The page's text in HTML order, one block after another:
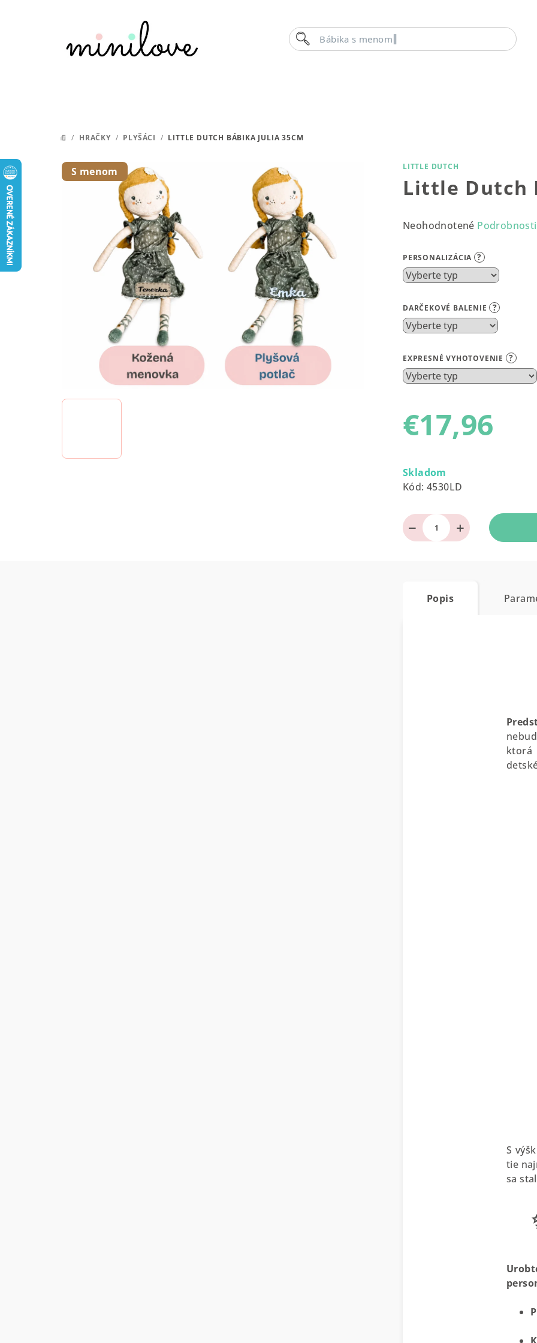
Bábika
Hľadať
DOMOV
/ HRAČKY / PLYŠÁCI / LITTLE DUTCH BÁBIKA JULIA 35CM
LITTLE DUTCH
Little Dutch
Priemerné
produktu
je
0,0
5
hviezdičiek.
Neohodnotené
PERSONALIZÁCIA ?
DARČEKOVÉ BALENIE ?
EXPRESNÉ VYHOTOVENIE ?
€17,96
cena:
Skladom
Kód: 4530LD
+
−
S menom
Popis
ktorá
S
tie
sa